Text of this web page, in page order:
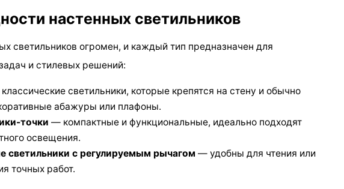
настенных светильников
светильников огромен, и каждый тип предназначен для
и стилевых решений:
светильники, которые крепятся на стену и обычно
абажуры или плафоны.
точки — компактные и функциональные, идеально подходят
освещения.
светильники с регулируемым рычагом — удобны для чтения или
точных работ.